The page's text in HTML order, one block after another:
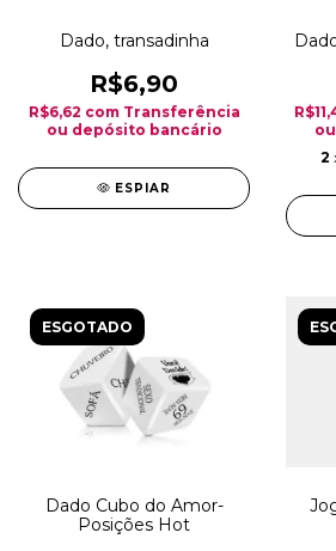
Dado, transadinha
R$6,90
R$6,62 com Transferência
ou depósito bancário
ESPIAR
2
ESGOTADO
Dado Cubo do Amor-
Posições Hot